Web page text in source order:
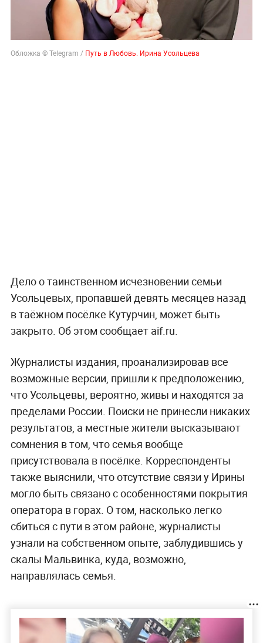
Обложка © Telegram /Путь в Любовь. Ирина Усольцева
Дело о таинственном исчезновении семьи
Усольцевых, пропавшей девять месяцев назад
в таёжном посёлке Кутурчин, может быть
закрыто. Об этом сообщает aif.ru.
Журналисты издания, проанализировав все
возможные версии, пришли к предположению,
что Усольцевы, вероятно, живы и находятся за
пределами России. Поиски не принесли никаких
результатов, а местные жители высказывают
сомнения в том, что семья вообще
присутствовала в посёлке. Корреспонденты
также выяснили, что отсутствие связи у Ирины
могло быть связано с особенностями покрытия
оператора в горах. О том, насколько легко
сбиться с пути в этом районе, журналисты
узнали на собственном опыте, заблудившись у
скалы Мальвинка, куда, возможно,
направлялась семья.